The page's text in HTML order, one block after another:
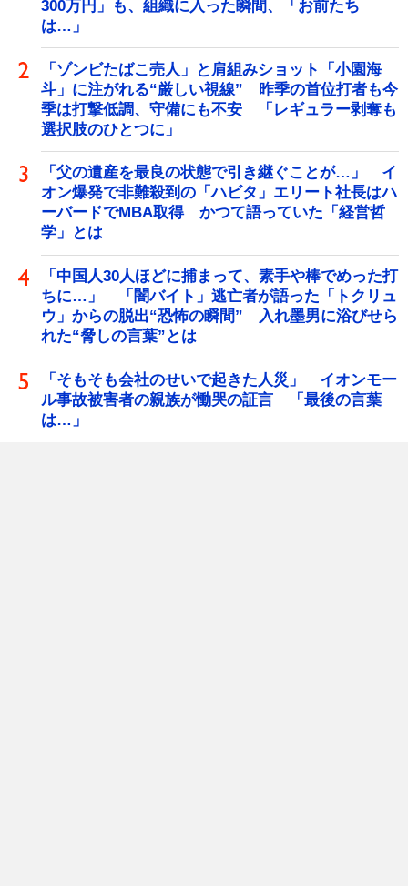
300万円」も、組織に入った瞬間、「お前たち
は…」
「ゾンビたばこ売人」と肩組みショット「小園海
斗」に注がれる“厳しい視線” 昨季の首位打者も今
季は打撃低調、守備にも不安 「レギュラー剥奪も
選択肢のひとつに」
「父の遺産を最良の状態で引き継ぐことが…」 イ
オン爆発で非難殺到の「ハビタ」エリート社長はハ
ーバードでMBA取得 かつて語っていた「経営哲
学」とは
「中国人30人ほどに捕まって、素手や棒でめった打
ちに…」 「闇バイト」逃亡者が語った「トクリュ
ウ」からの脱出“恐怖の瞬間” 入れ墨男に浴びせら
れた“脅しの言葉”とは
「そもそも会社のせいで起きた人災」 イオンモー
ル事故被害者の親族が慟哭の証言 「最後の言葉
は…」